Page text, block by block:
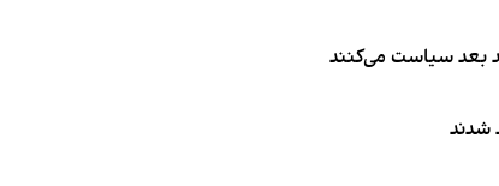
بعد سیاست می‌کنند
شدند